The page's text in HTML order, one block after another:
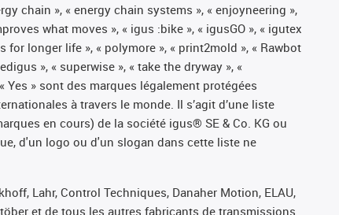
chain », « energy chain systems », « enjoyneering »,
what moves », « igus :bike », « igusGO », « igutex
for longer life », « polymore », « print2mold », « Rawbot
», « superwise », « take the dryway », «
Yes » sont des marques légalement protégées
à travers le monde. Il s’agit d’une liste
en cours) de la société igus® SE & Co. KG ou
d'un logo ou d'un slogan dans cette liste ne
Lahr, Control Techniques, Danaher Motion, ELAU,
et de tous les autres fabricants de transmissions